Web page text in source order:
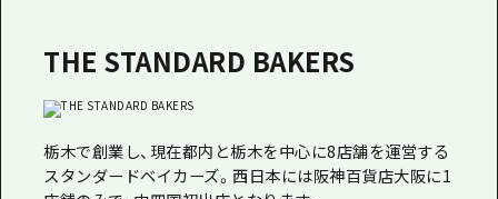
THE STANDARD BAKERS
栃木で創業し、現在都内と栃木を中心に8店舗を運営する
スタンダードベイカーズ。西日本には阪神百貨店大阪に1